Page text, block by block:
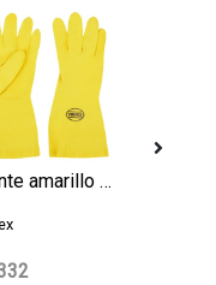
Guante amarillo Virutex